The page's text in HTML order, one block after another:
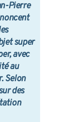
Pierre
super
avec
au
. Selon
des